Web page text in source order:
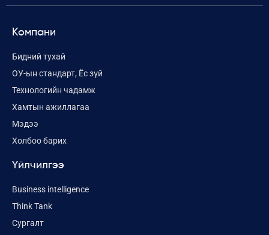
Компани
Бидний тухай
ОУ-ын стандарт, Ёс зүй
Технологийн чадамж
Хамтын ажиллагаа
Мэдээ
Холбоо барих
Үйлчилгээ
Business intelligence
Think Tank
Сургалт